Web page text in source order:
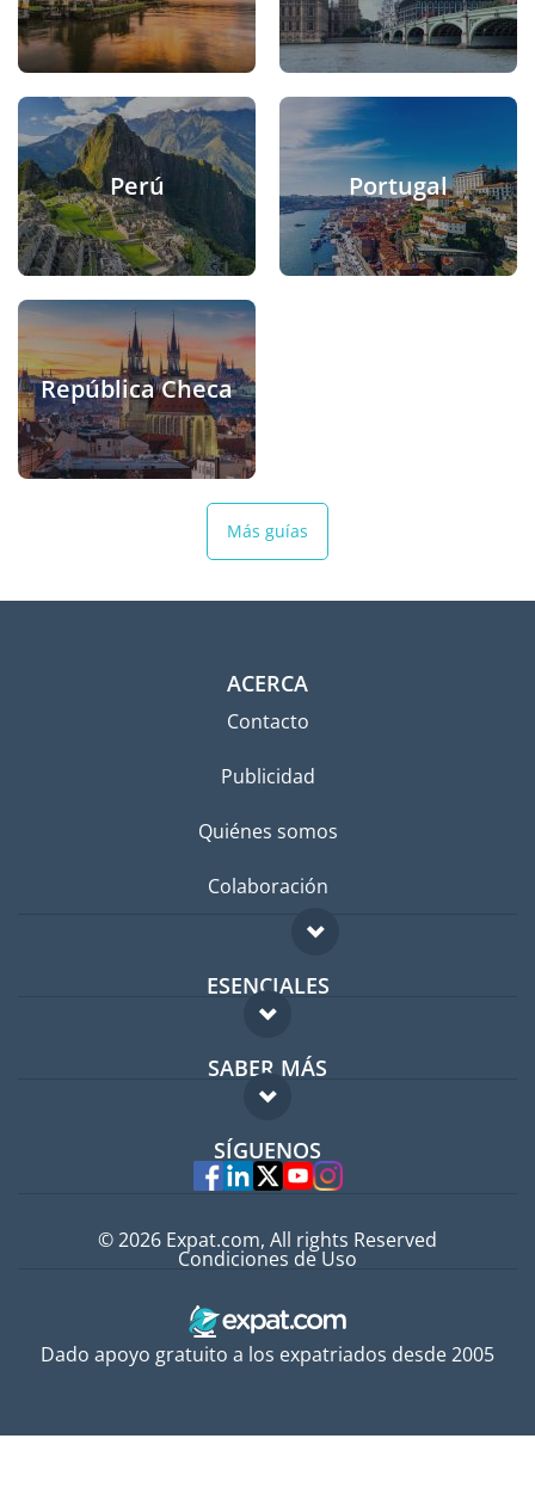
Perú Portugal
República Checa
Más guías
ACERCA
Contacto
Publicidad
Quiénes somos
Colaboración
ESENCIALES
Foro para expatriados
Guía para expatriados
Trabajos en el extranjero
SABER MÁS
FAQ
Expertos
SÍGUENOS
Dado apoyo gratuito a los expatriados desde 2005
© 2026 Expat.com, All rights Reserved
Condiciones de Uso